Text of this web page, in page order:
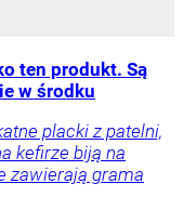
ten produkt. Są
w środku
placki z patelni,
kefirze biją na
zawierają grama